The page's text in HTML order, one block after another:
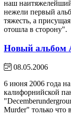
наш
нежели первый
тяжесть, а
отошла в сторону".
Новый альбом
08.05.2006
6 июня 2006 года
калифорнийской
Murder" только что